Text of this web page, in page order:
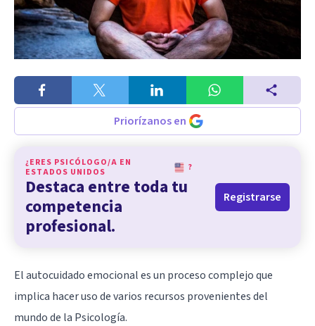
Priorízanos en
¿ERES PSICÓLOGO/A EN
ESTADOS UNIDOS
?
Destaca entre toda tu
competencia
profesional.
Registrarse
El autocuidado emocional es un proceso complejo que
implica hacer uso de varios recursos provenientes del
mundo de la Psicología.